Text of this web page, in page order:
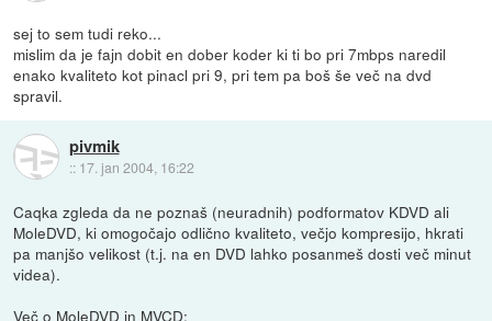
sej to sem tudi reko...
mislim da je fajn dobit en dober koder ki ti bo pri 7mbps naredil
enako kvaliteto kot pinacl pri 9, pri tem pa boš še več na dvd
spravil.
pivmik
:: 17. jan 2004, 16:22
Caqka zgleda da ne poznaš (neuradnih) podformatov KDVD ali
MoleDVD, ki omogočajo odlično kvaliteto, večjo kompresijo, hkrati
pa manjšo velikost (t.j. na en DVD lahko posanmeš dosti več minut
videa).
Več o MoleDVD in MVCD: